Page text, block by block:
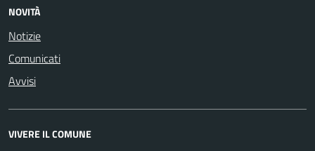
NOVITÀ
Notizie
Comunicati
Avvisi
VIVERE IL COMUNE